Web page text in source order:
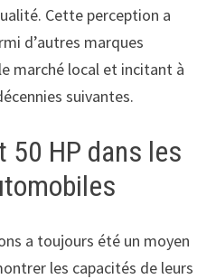
Cette perception a
d’autres marques
marché local et incitant à
suivantes.
50 HP dans les
a toujours été un moyen
les capacités de leurs